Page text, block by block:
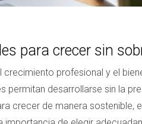
para crecer sin
profesional y el
desarrollarse sin la
crecer de manera sostenible,